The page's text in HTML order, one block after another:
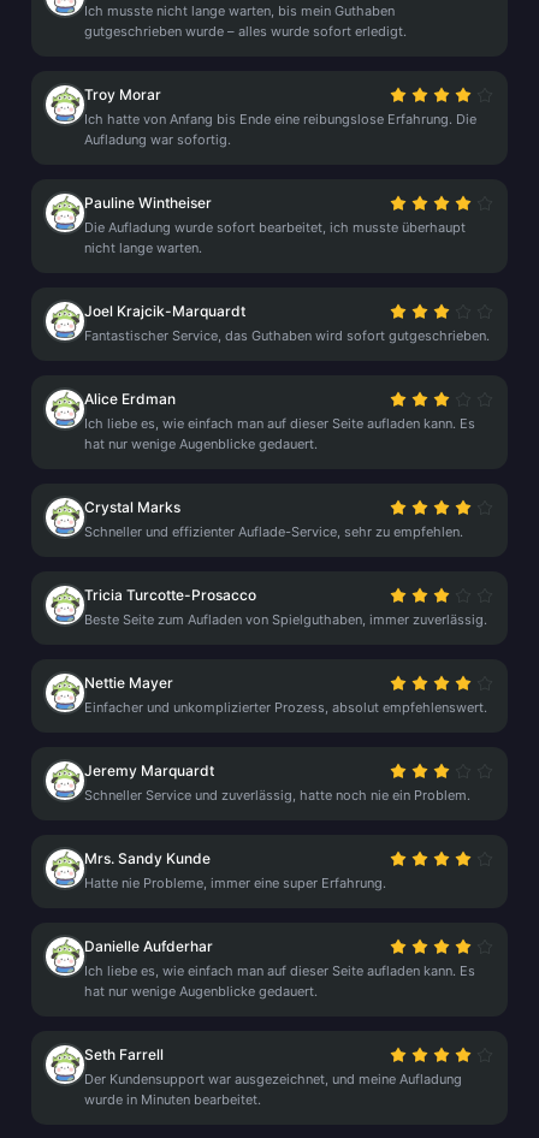
Ich musste nicht lange warten, bis mein Guthaben
gutgeschrieben wurde – alles wurde sofort erledigt.
Troy Morar
Ich hatte von Anfang bis Ende eine reibungslose Erfahrung. Die
Aufladung war sofortig.
Pauline Wintheiser
Die Aufladung wurde sofort bearbeitet, ich musste überhaupt
nicht lange warten.
Joel Krajcik-Marquardt
Fantastischer Service, das Guthaben wird sofort gutgeschrieben.
Alice Erdman
Ich liebe es, wie einfach man auf dieser Seite aufladen kann. Es
hat nur wenige Augenblicke gedauert.
Crystal Marks
Schneller und effizienter Auflade-Service, sehr zu empfehlen.
Tricia Turcotte-Prosacco
Beste Seite zum Aufladen von Spielguthaben, immer zuverlässig.
Nettie Mayer
Einfacher und unkomplizierter Prozess, absolut empfehlenswert.
Jeremy Marquardt
Schneller Service und zuverlässig, hatte noch nie ein Problem.
Mrs. Sandy Kunde
Hatte nie Probleme, immer eine super Erfahrung.
Danielle Aufderhar
Ich liebe es, wie einfach man auf dieser Seite aufladen kann. Es
hat nur wenige Augenblicke gedauert.
Seth Farrell
Der Kundensupport war ausgezeichnet, und meine Aufladung
wurde in Minuten bearbeitet.